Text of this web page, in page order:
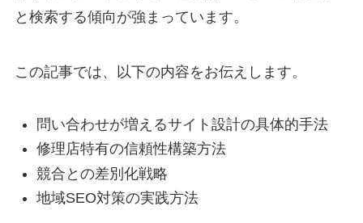
と検索する傾向が強まっています。
この記事では、以下の内容をお伝えします。
問い合わせが増えるサイト設計の具体的手法
修理店特有の信頼性構築方法
競合との差別化戦略
地域SEO対策の実践方法